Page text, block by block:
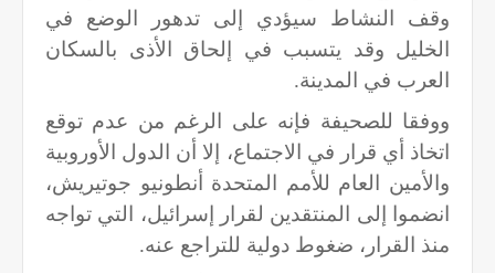
وقف النشاط سيؤدي إلى تدهور الوضع في
الخليل وقد يتسبب في إلحاق الأذى بالسكان
العرب في المدينة.
ووفقا للصحيفة فإنه على الرغم من عدم توقع
اتخاذ أي قرار في الاجتماع، إلا أن الدول الأوروبية
والأمين العام للأمم المتحدة أنطونيو جوتيريش،
انضموا إلى المنتقدين لقرار إسرائيل، التي تواجه
منذ القرار، ضغوط دولية للتراجع عنه.